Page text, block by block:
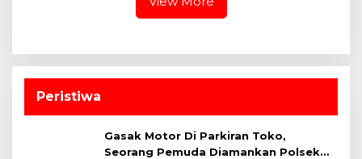
Peristiwa
Gasak Motor Di Parkiran Toko,
Seorang Pemuda Diamankan Polsek